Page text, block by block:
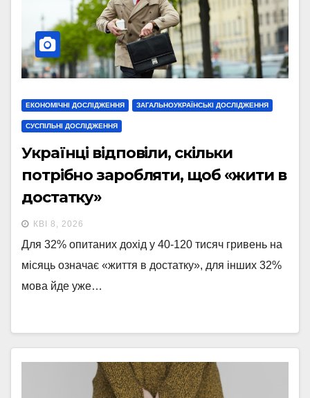
ЕКОНОМІЧНІ ДОСЛІДЖЕННЯ ЗАГАЛЬНОУКРАЇНСЬКІ ДОСЛІДЖЕННЯ
СУСПІЛЬНІ ДОСЛІДЖЕННЯ
Українці відповіли, скільки
потрібно заробляти, щоб «жити в
достатку»
КВІ 8, 2026
Для 32% опитаних дохід у 40-120 тисяч гривень на
місяць означає «життя в достатку», для інших 32%
мова йде уже…